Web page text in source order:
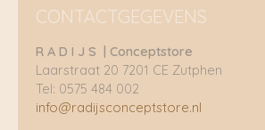
CONTACTGEGEVENS
R A D I J S | Conceptstore
Laarstraat 20 7201 CE Zutphen
Tel: 0575 484 002
info@radijsconceptstore.nl